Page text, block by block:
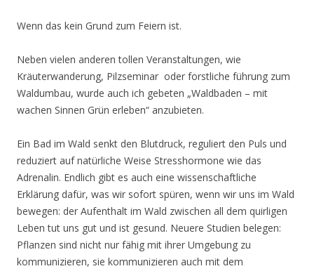
Wenn das kein Grund zum Feiern ist.
Neben vielen anderen tollen Veranstaltungen, wie
Kräuterwanderung, Pilzseminar oder forstliche führung zum
Waldumbau, wurde auch ich gebeten „Waldbaden – mit
wachen Sinnen Grün erleben“ anzubieten.
Ein Bad im Wald senkt den Blutdruck, reguliert den Puls und
reduziert auf natürliche Weise Stresshormone wie das
Adrenalin. Endlich gibt es auch eine wissenschaftliche
Erklärung dafür, was wir sofort spüren, wenn wir uns im Wald
bewegen: der Aufenthalt im Wald zwischen all dem quirligen
Leben tut uns gut und ist gesund. Neuere Studien belegen:
Pflanzen sind nicht nur fähig mit ihrer Umgebung zu
kommunizieren, sie kommunizieren auch mit dem